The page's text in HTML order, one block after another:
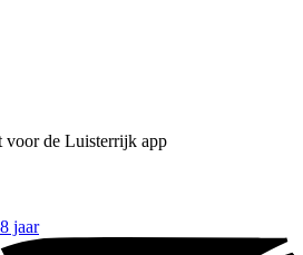
voor de Luisterrijk app
jaar